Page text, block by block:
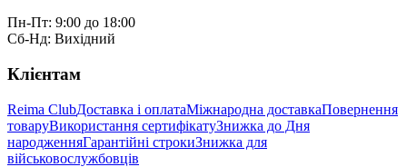
Пн-Пт: 9:00 до 18:00
Сб-Нд: Вихідний
Клієнтам
Reima ClubДоставка і оплатаМіжнародна доставкаПовернення
товаруВикористання сертифікатуЗнижка до Дня
народженняГарантійні строкиЗнижка для
військовослужбовців